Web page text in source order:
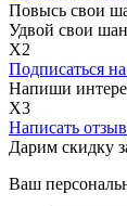
Повысь свои
Удвой свои
Х2
Подписаться на
Напиши
Х3
Написать отзыв
Дарим скидку
Ваш